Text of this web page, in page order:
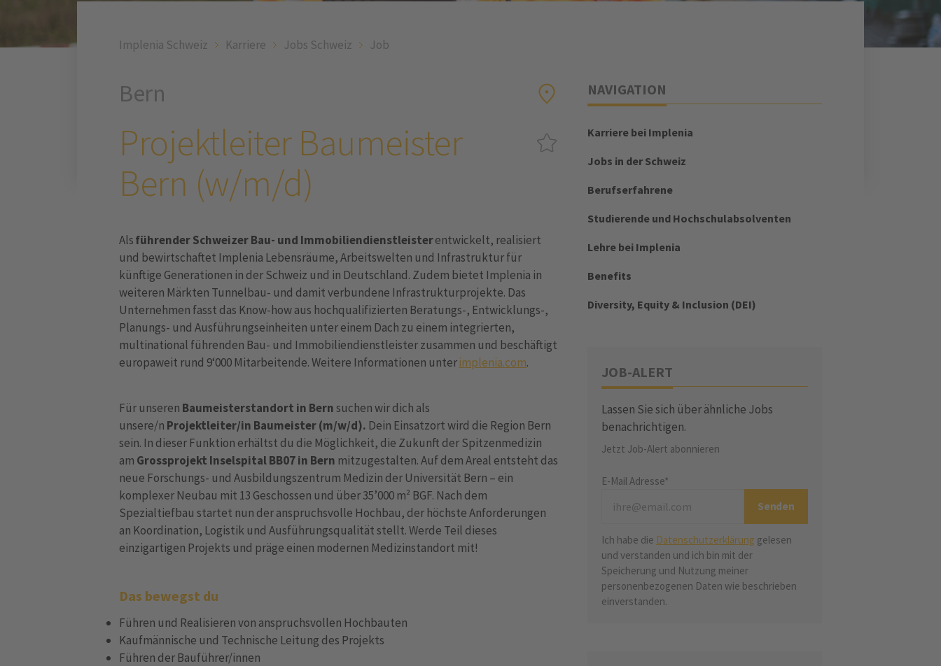
Implenia Schweiz Karriere Jobs Schweiz Job
Bern
Projektleiter Baumeister
Bern (w/m/d)
Alsführender Schweizer Bau- und Immobiliendienstleisterentwickelt, realisiert
und bewirtschaftet Implenia Lebensräume, Arbeitswelten und Infrastruktur für
künftige Generationen in der Schweiz und in Deutschland. Zudem bietet Implenia in
weiteren Märkten Tunnelbau- und damit verbundene Infrastrukturprojekte. Das
Unternehmen fasst das Know-how aus hochqualifizierten Beratungs-, Entwicklungs-,
Planungs- und Ausführungseinheiten unter einem Dach zu einem integrierten,
multinational führenden Bau- und Immobiliendienstleister zusammen und beschäftigt
europaweit rund 9‘000 Mitarbeitende. Weitere Informationen unterimplenia.com.
Für unseren Baumeisterstandort in Bernsuchen wir dich als
unsere/n Projektleiter/in Baumeister (m/w/d). Dein Einsatzort wird die Region Bern
sein. In dieser Funktion erhältst du die Möglichkeit, die Zukunft der Spitzenmedizin
am Grossprojekt Inselspital BB07 in Bern mitzugestalten. Auf dem Areal entsteht das
neue Forschungs- und Ausbildungszentrum Medizin der Universität Bern – ein
komplexer Neubau mit 13 Geschossen und über 35’000 m² BGF. Nach dem
Spezialtiefbau startet nun der anspruchsvolle Hochbau, der höchste Anforderungen
an Koordination, Logistik und Ausführungsqualität stellt. Werde Teil dieses
einzigartigen Projekts und präge einen modernen Medizinstandort mit!
Das bewegst du
Führen und Realisieren von anspruchsvollen Hochbauten
Kaufmännische und Technische Leitung des Projekts
Führen der Bauführer/innen
NAVIGATION
Karriere bei Implenia
Jobs in der Schweiz
Berufserfahrene
Studierende und Hochschulabsolventen
Lehre bei Implenia
Benefits
Diversity, Equity & Inclusion (DEI)
JOB-ALERT
Lassen Sie sich über ähnliche Jobs
benachrichtigen.
Jetzt Job-Alert abonnieren
E-Mail Adresse*
Ich habe die Datenschutzerklärung gelesen
und verstanden und ich bin mit der
Speicherung und Nutzung meiner
personenbezogenen Daten wie beschrieben
einverstanden.